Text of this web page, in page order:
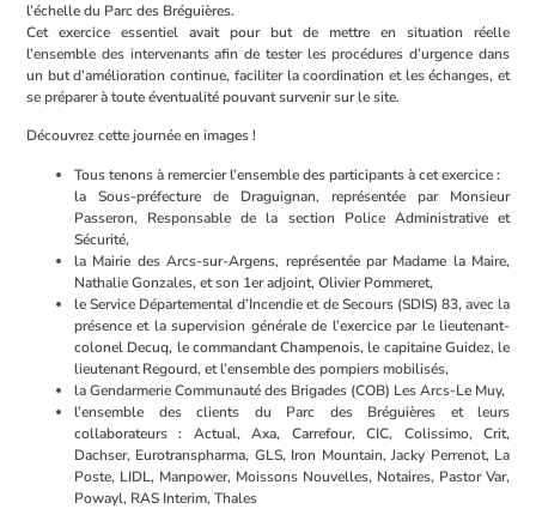
l’échelle du Parc des Bréguières.
Cet exercice essentiel avait pour but de mettre en situation réelle
l’ensemble des intervenants afin de tester les procédures d’urgence dans
un but d’amélioration continue, faciliter la coordination et les échanges, et
se préparer à toute éventualité pouvant survenir sur le site.
Découvrez cette journée en images !
Tous tenons à remercier l’ensemble des participants à cet exercice :
la Sous-préfecture de Draguignan, représentée par Monsieur
Passeron, Responsable de la section Police Administrative et
Sécurité,
la Mairie des Arcs-sur-Argens, représentée par Madame la Maire,
Nathalie Gonzales, et son 1er adjoint, Olivier Pommeret,
le Service Départemental d’Incendie et de Secours (SDIS) 83, avec la
présence et la supervision générale de l’exercice par le lieutenant-
colonel Decuq, le commandant Champenois, le capitaine Guidez, le
lieutenant Regourd, et l’ensemble des pompiers mobilisés,
la Gendarmerie Communauté des Brigades (COB) Les Arcs-Le Muy,
l’ensemble des clients du Parc des Bréguières et leurs
collaborateurs : Actual, Axa, Carrefour, CIC, Colissimo, Crit,
Dachser, Eurotranspharma, GLS, Iron Mountain, Jacky Perrenot, La
Poste, LIDL, Manpower, Moissons Nouvelles, Notaires, Pastor Var,
Powayl, RAS Interim, Thales